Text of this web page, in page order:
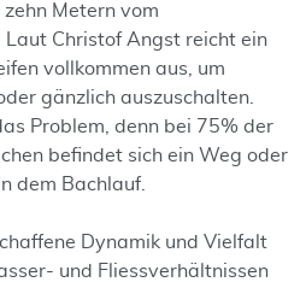
Metern vom
Christof Angst reicht ein
vollkommen aus, um
gänzlich auszuschalten.
Problem, denn bei 75% der
befindet sich ein Weg oder
dem Bachlauf.
Dynamik und Vielfalt
und Fliessverhältnissen